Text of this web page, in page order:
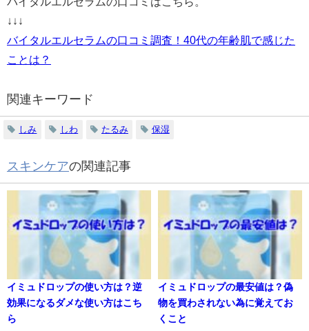
↓↓↓
バイタルエルセラムの口コミ調査！40代の年齢肌で感じた
ことは？
関連キーワード
しみ しわ たるみ 保湿
スキンケアの関連記事
イミュドロップの使い方は？逆
効果になるダメな使い方はこち
ら
イミュドロップの最安値は？偽
物を買わされない為に覚えてお
くこと